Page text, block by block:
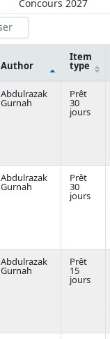
Concours 2027
Author
Item
type
Abdulrazak
Gurnah
Prêt
30
jours
Abdulrazak
Gurnah
Prêt
30
jours
Abdulrazak
Gurnah
Prêt
15
jours